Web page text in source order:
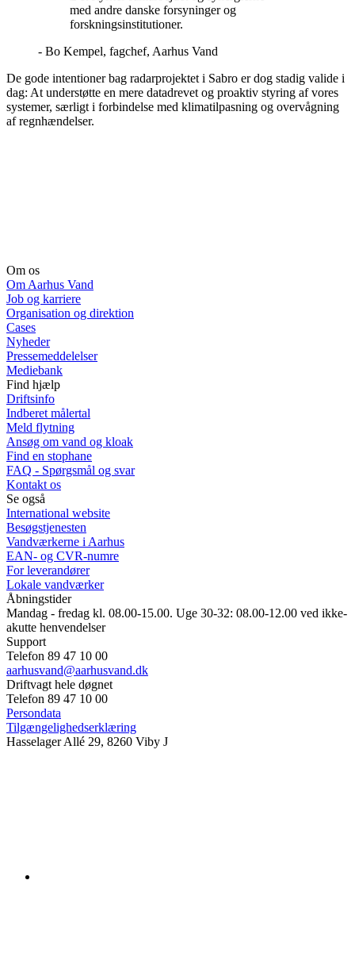
med andre danske forsyninger og
forskningsinstitutioner.
- Bo Kempel, fagchef, Aarhus Vand
De gode intentioner bag radarprojektet i Sabro er dog stadig valide i
dag: At understøtte en mere datadrevet og proaktiv styring af vores
systemer, særligt i forbindelse med klimatilpasning og overvågning
af regnhændelser.
Om os
Om Aarhus Vand
Job og karriere
Organisation og direktion
Cases
Nyheder
Pressemeddelelser
Mediebank
Find hjælp
Driftsinfo
Indberet målertal
Meld flytning
Ansøg om vand og kloak
Find en stophane
FAQ - Spørgsmål og svar
Kontakt os
Se også
International website
Besøgstjenesten
Vandværkerne i Aarhus
EAN- og CVR-numre
For leverandører
Lokale vandværker
Åbningstider
Mandag - fredag kl. 08.00-15.00. Uge 30-32: 08.00-12.00 ved ikke-
akutte henvendelser
Support
Telefon 89 47 10 00
aarhusvand@aarhusvand.dk
Driftvagt hele døgnet
Telefon 89 47 10 00
Persondata
Tilgængelighedserklæring
Hasselager Allé 29, 8260 Viby J